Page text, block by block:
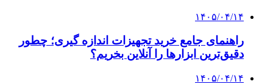
۱۴۰۵/۰۴/۱۴
راهنمای جامع خرید تجهیزات اندازه گیری؛ چطور
دقیق‌ترین ابزارها را آنلاین بخریم؟
۱۴۰۵/۰۴/۱۴